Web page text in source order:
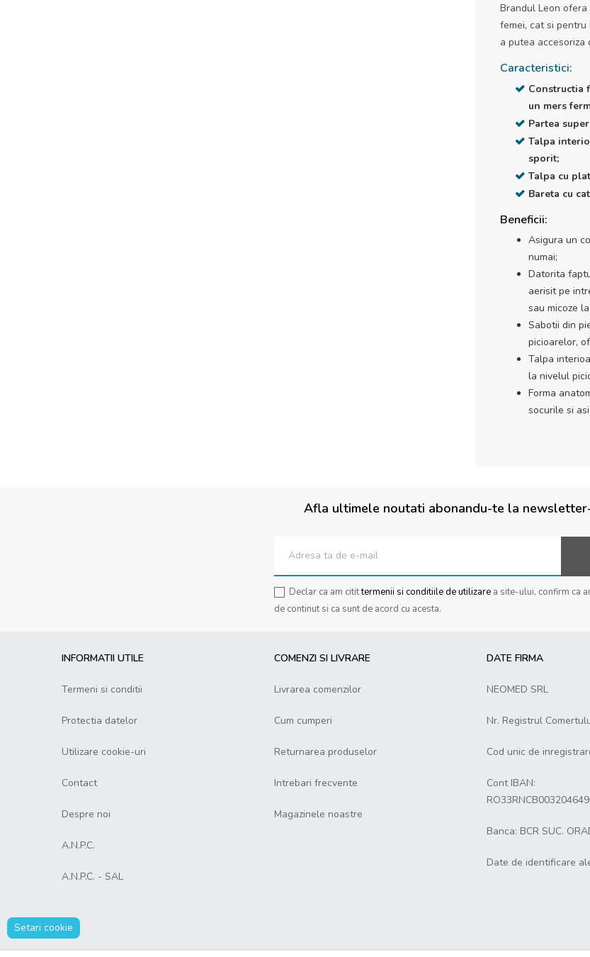
Brandul Leon
femei, cat si
a putea accesoriza
Caracteristici:
Constructia
un mers
Partea
Talpa
sporit;
Talpa cu
Bareta cu
Beneficii:
Asigura un
numai;
Datorita
aerisit pe
sau micoze
Sabotii din
picioarelor,
Talpa
la nivelul
Forma
socurile si
Afla ultimele noutati abonandu-te la
Declar ca am citittermenii si conditiile de utilizarea site-ului, confirm ca
de continut si ca sunt de acord cu acesta.
INFORMATII UTILE
Termeni si conditii
Protectia datelor
Utilizare cookie-uri
Contact
Despre noi
A.N.P.C.
A.N.P.C. - SAL
COMENZI SI LIVRARE
Livrarea comenzilor
Cum cumperi
Returnarea produselor
Intrebari frecvente
Magazinele noastre
DATE FIRMA
NEOMED SRL
Nr. Registrul
Cod unic de
Cont IBAN:
Banca: BCR SUC.
Date de identificare
Setari cookie